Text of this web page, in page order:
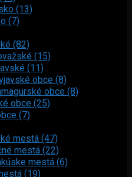
(13)
(7)
(82)
(15)
(11)
obce (8)
obce (8)
obce (25)
(7)
mestá (47)
mestá (22)
mestá (6)
(19)